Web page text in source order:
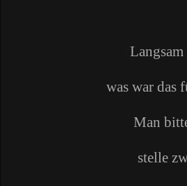
was war das
Man
stelle